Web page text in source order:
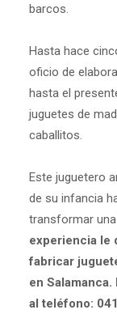
barcos.
Hasta hace
oficio de
hasta el
juguetes de
caballitos.
Este juguetero
de su infancia
transformar
experiencia le
fabricar
en
al teléfono: